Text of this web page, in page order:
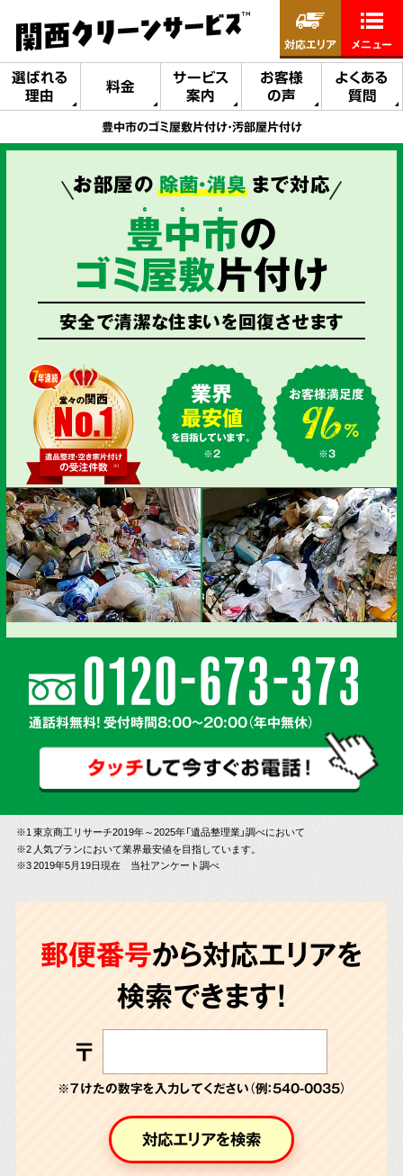
選ばれる
理由
料金
サービス
案内
お客様
の声
よくある
質問
対応エリア メニュー
豊中市のゴミ屋敷片付け・汚部屋片付け
お部屋の 除菌・消臭まで対応
豊中市の
ゴミ屋敷片付け
安全で清潔な住まいを回復させます
業界
最安値
を目指しています。
※2
お客様満足度
※3
通話料無料! 受付時間8:00～20:00（年中無休）
※1 東京商工リサーチ2019年～2025年「遺品整理業」調べにおいて
※2 人気プランにおいて業界最安値を目指しています。
※3 2019年5月19日現在 当社アンケート調べ
郵便番号から対応エリアを
検索できます!
〒
※７けたの数字を入力してください（例：540-0035）
対応エリアを検索